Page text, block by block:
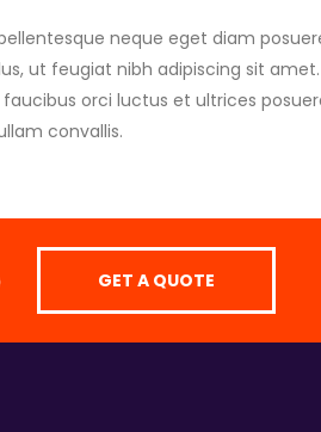
neque eget diam
ut feugiat nibh adipiscing sit
orci luctus et ultrices
convallis.
GET A QUOTE